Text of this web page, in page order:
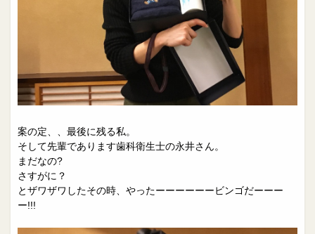
案の定、、最後に残る私。
そして先輩であります歯科衛生士の永井さん。
まだなの?
さすがに？
とザワザワしたその時、やったーーーーーービンゴだーーー
ー!!!